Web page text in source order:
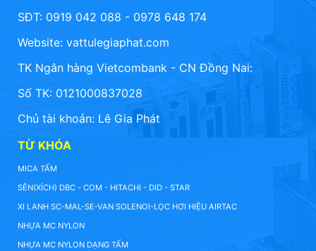
SĐT: 0919 042 088 - 0978 648 174
Website: vattulegiaphat.com
TK Ngân hàng Vietcombank - CN Đồng Nai:
Số TK: 0121000837028
Chủ tài khoản: Lê Gia Phát
TỪ KHÓA
MICA TẤM
SÊN(XÍCH) DBC - COM - HITACHI - DID - STAR
XI LANH SC-MAL-SE-VAN SOLENOI-LỌC HƠI HIỆU AIRTAC
NHỰA MC NYLON
NHỰA MC NYLON DẠNG TẤM